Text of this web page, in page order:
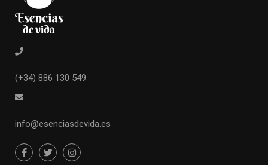
(+34) 886 130 549
info@esenciasdevida.es